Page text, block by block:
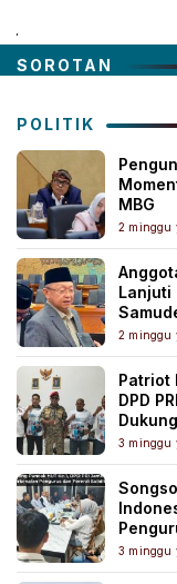
.
SOROTAN
POLITIK
MBG
2 minggu
Lanjuti
2 minggu
Patriot
DPD
3 minggu
3 minggu